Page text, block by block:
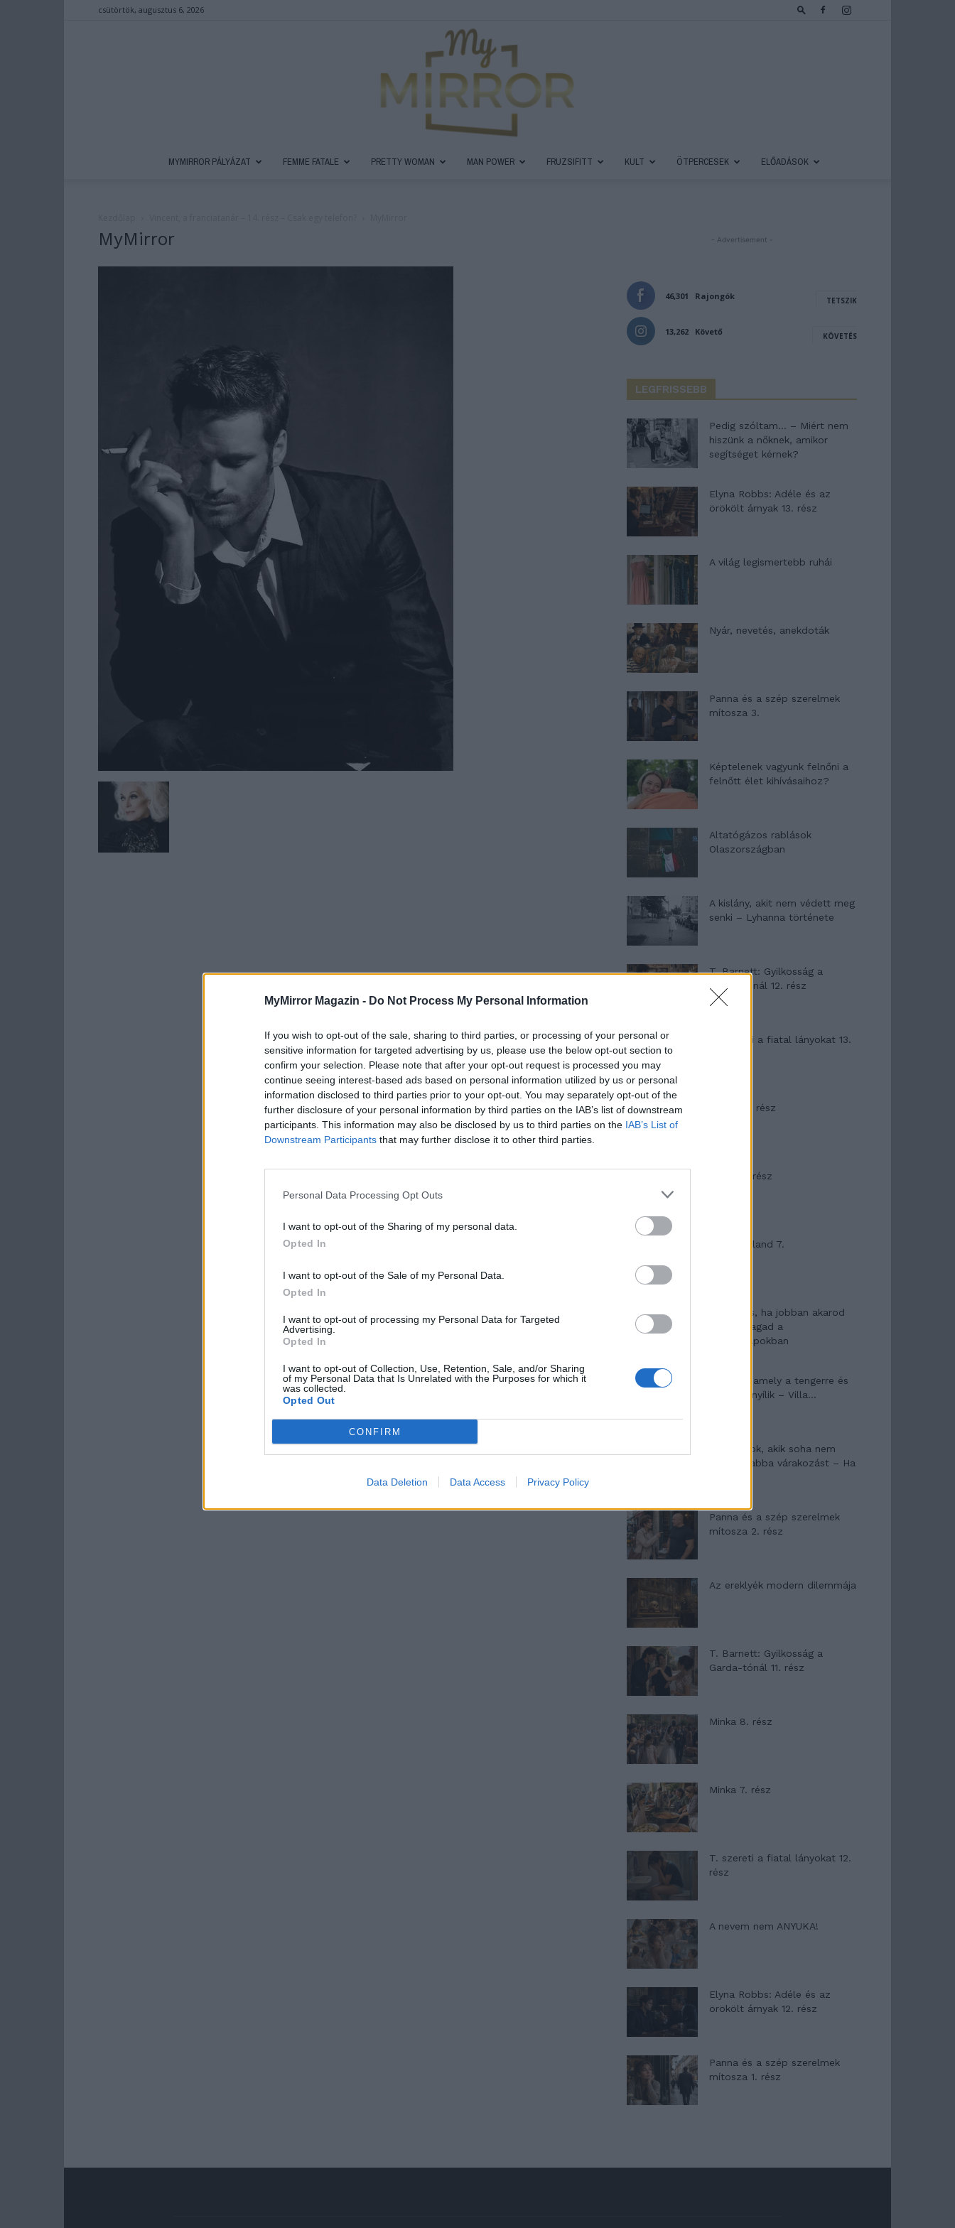
MyMirror Magazin - Do Not Process My Personal Information
If you wish to opt-out of the sale, sharing to third parties, or processing of your personal or
sensitive information for targeted advertising by us, please use the below opt-out section to
confirm your selection. Please note that after your opt-out request is processed you may
continue seeing interest-based ads based on personal information utilized by us or personal
information disclosed to third parties prior to your opt-out. You may separately opt-out of the
further disclosure of your personal information by third parties on the IAB’s list of downstream
participants. This information may also be disclosed by us to third parties on the IAB’s List of
Downstream Participants that may further disclose it to other third parties.
Personal Data Processing Opt Outs
I want to opt-out of the Sharing of my personal data.
Opted In
I want to opt-out of the Sale of my Personal Data.
Opted In
I want to opt-out of processing my Personal Data for Targeted
Advertising.
Opted In
I want to opt-out of Collection, Use, Retention, Sale, and/or Sharing
of my Personal Data that Is Unrelated with the Purposes for which it
was collected.
Opted Out
CONFIRM
Data Deletion Data Access Privacy Policy
csütörtök, augusztus 6, 2026
MYMIRROR PÁLYÁZAT FEMME FATALE PRETTY WOMAN MAN POWER FRUZSIFITT KULT ÖTPERCESEK ELŐADÁSOK
MyMirror - Advertisement -
46,301 Rajongók TETSZIK
13,262 Követő KÖVETÉS
LEGFRISSEBB
Pedig szóltam… – Miért nem
hiszünk a nőknek, amikor
segítséget kérnek?
Elyna Robbs: Adéle és az
örökölt árnyak 13. rész
A világ legismertebb ruhái
Nyár, nevetés, anekdoták
Panna és a szép szerelmek
mítosza 3.
Képtelenek vagyunk felnőni a
felnőtt élet kihívásaihoz?
Altatógázos rablások
Olaszországban
A kislány, akit nem védett meg
senki – Lyhanna története
T. Barnett: Gyilkosság a
Garda-tónál 12. rész
T. szereti a fiatal lányokat 13.
Minka 10. rész
Minka 9. rész
Máltai kaland 7.
10 tanács, ha jobban akarod
érezni magad a
hétköznapokban
Egy ház, amely a tengerre és
a fényre nyílik – Villa...
A családok, akik soha nem
hagyták abba várakozást – Ha
Panna és a szép szerelmek
mítosza 2. rész
Az ereklyék modern dilemmája
T. Barnett: Gyilkosság a
Garda-tónál 11. rész
Minka 8. rész
Minka 7. rész
T. szereti a fiatal lányokat 12.
rész
A nevem nem ANYUKA!
Elyna Robbs: Adéle és az
örökölt árnyak 12. rész
Panna és a szép szerelmek
mítosza 1. rész